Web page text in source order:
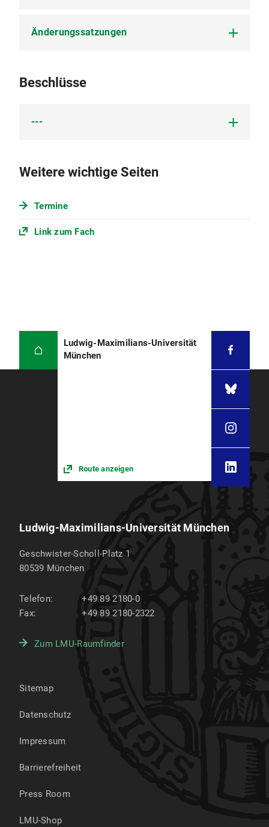
---
Änderungssatzungen
Beschlüsse
---
Weitere wichtige Seiten
Termine
Link zum Fach
Ludwig-Maximilians-Universität
München
Route anzeigen
Ludwig-Maximilians-Universität München
Geschwister-Scholl-Platz 1
80539 München
Telefon:
+49 89 2180-0
Fax:
+49 89 2180-2322
Zum LMU-Raumfinder
Sitemap
Datenschutz
Impressum
Barrierefreiheit
Press Room
LMU-Shop